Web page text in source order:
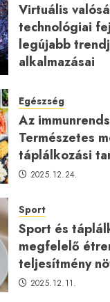
Virtuális
technológiai
legújabb
alkalmazásai
Egészség
Az
Természetes
táplálkozási
2025.12.24.
Sport
Sport és
megfelelő
teljesítmény
2025.12.11.